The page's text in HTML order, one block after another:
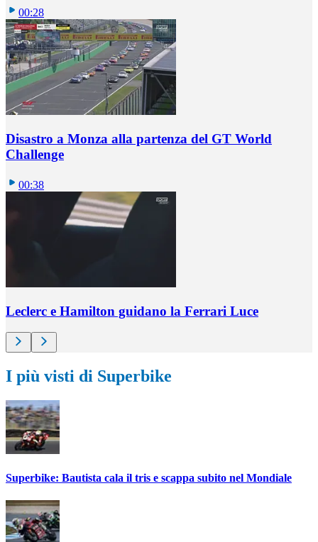
00:28
Disastro a Monza alla partenza del GT World
Challenge
00:38
Leclerc e Hamilton guidano la Ferrari Luce
I più visti di Superbike
Superbike: Bautista cala il tris e scappa subito nel Mondiale